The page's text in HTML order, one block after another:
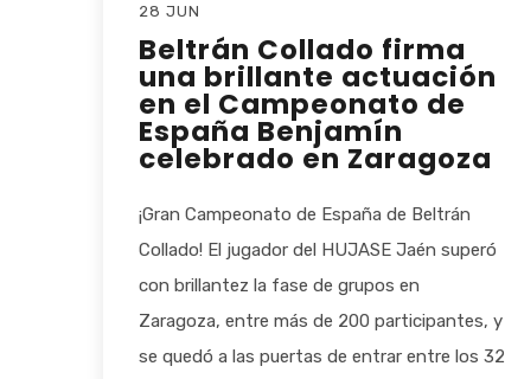
28 JUN
Beltrán Collado firma
una brillante actuación
en el Campeonato de
España Benjamín
celebrado en Zaragoza
¡Gran Campeonato de España de Beltrán
Collado! El jugador del HUJASE Jaén superó
con brillantez la fase de grupos en
Zaragoza, entre más de 200 participantes, y
se quedó a las puertas de entrar entre los 32